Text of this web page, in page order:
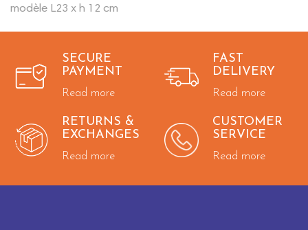
modèle L23 x h 12 cm
SECURE
PAYMENT
Read more
FAST
DELIVERY
Read more
RETURNS &
EXCHANGES
Read more
CUSTOMER
SERVICE
Read more